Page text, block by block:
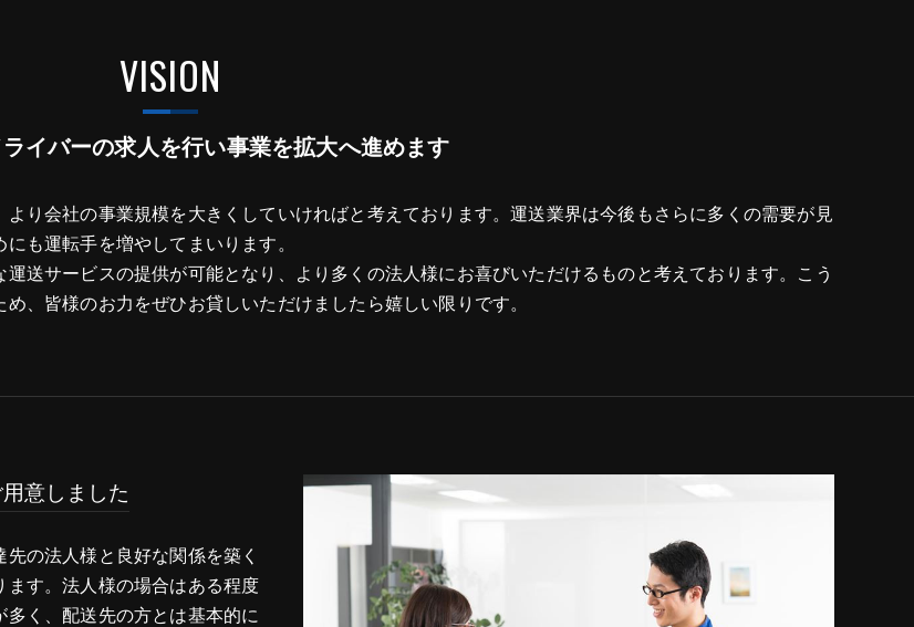
イバーの求人を行い事業を拡大へ進めます
VISION
り会社の事業規模を大きくしていければと考えております。運送業界は今後もさらに多くの需要が見
も運転手を増やしてまいります。
送サービスの提供が可能となり、より多くの法人様にお喜びいただけるものと考えております。こう
、皆様のお力をぜひお貸しいただけましたら嬉しい限りです。
意しました
の法人様と良好な関係を築く
す。法人様の場合はある程度
く、配送先の方とは基本的に